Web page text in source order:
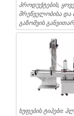
პროდუქტების,
მრეწველობისა და
გაზომვის
ხუფების ტიპები: